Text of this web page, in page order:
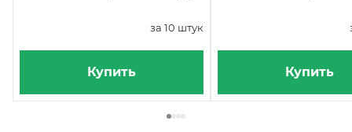
за 10 штук
Купить Купить